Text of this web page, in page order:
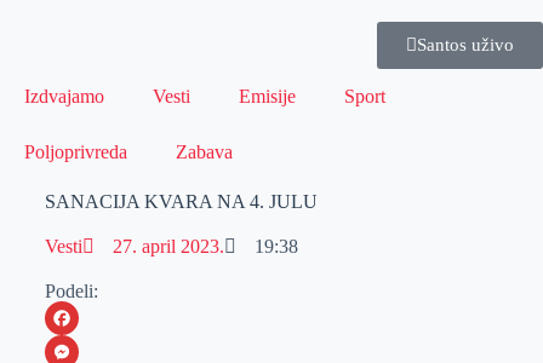
Santos uživo
Izdvajamo Vesti Emisije Sport
Poljoprivreda Zabava
SANACIJA KVARA NA 4. JULU
Vesti 27. april 2023. 19:38
Podeli:
F